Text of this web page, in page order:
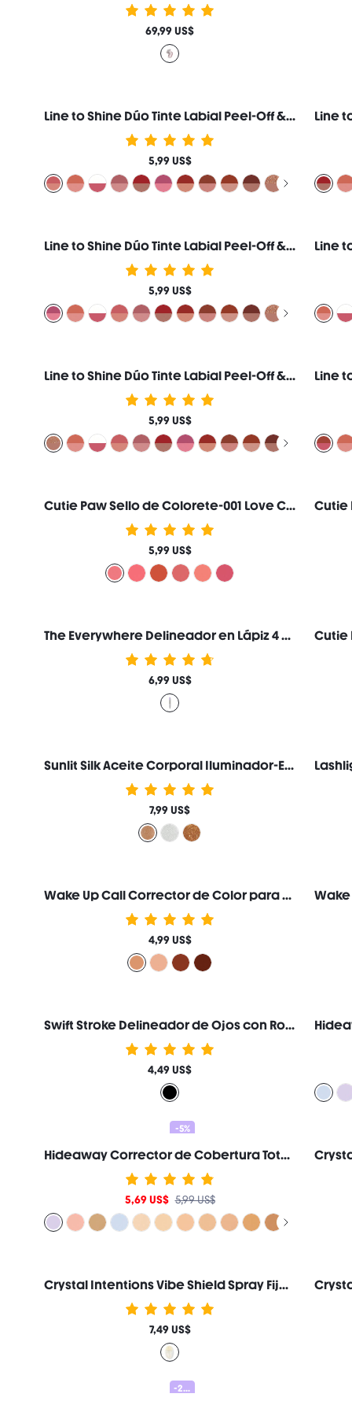
69,99 US$
Line to Shine Dúo Tinte Labial Peel-Off & Gloss-113 Rose Latte Combo 2 en 1 Larga Duración Labial Líquido Delineador de Labios Marca de Belleza Cosmética Maquillaje para Mujeres y Niñas
5,99 US$
Line to Shine Dúo Tinte Labial Peel-Off & Gloss-311 Berry Milkshake Combo 2 en 1 Larga Duración Labial Líquido Delineador de Labios Marca de Belleza Cosmética Maquillaje para Mujeres y Niñas
5,99 US$
Line to Shine Dúo Tinte Labial Peel-Off & Gloss-514 Brown Butter Combo 2 en 1 Larga Duración Labial Líquido Delineador de Labios Marca de Belleza Cosmética Maquillaje para Mujeres y Niñas
5,99 US$
Cutie Paw Sello de Colorete-001 Love Cake
5,99 US$
The Everywhere Delineador en Lápiz 4 en 1 Marca de Belleza Cosmética Maquillaje para Mujeres y Niñas
6,99 US$
Sunlit Silk Aceite Corporal Iluminador-Eros Loción Corporal con Glitter Iluminador Maquillaje Marca de Belleza Cosmética Maquillaje para Mujeres y Niñas
7,99 US$
Wake Up Call Corrector de Color para Ojeras-Apricot Marca de Belleza Cosmética Maquillaje para Mujeres y Niñas
4,99 US$
Swift Stroke Delineador de Ojos con Rodillo Marca de Belleza Cosmética Maquillaje para Mujeres y Niñas
4,49 US$
-5%
Hideaway Corrector de Cobertura Total-Lavender Corrector de Color Iluminador y Resaltador Marca de Belleza Cosmética Maquillaje para Mujeres y Niñas
5,69 US$ 5,99 US$
Crystal Intentions Vibe Shield Spray Fijador de Larga Duración Marca de Belleza Cosmética Maquillaje para Mujeres y Niñas
7,49 US$
-20%